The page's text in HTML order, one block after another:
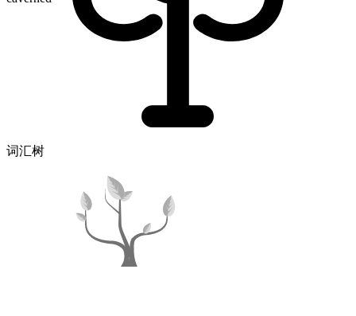
词汇树